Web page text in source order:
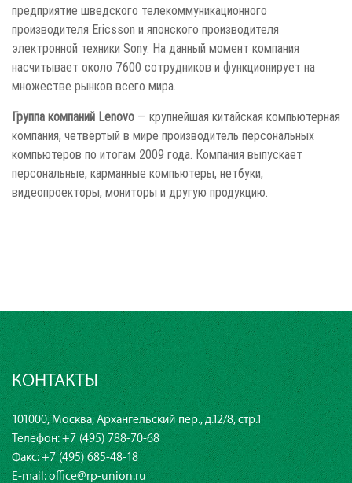
предприятие шведского телекоммуникационного
производителя Ericsson и японского производителя
электронной техники Sony. На данный момент компания
насчитывает около 7600 сотрудников и функционирует на
множестве рынков всего мира.
Группа компаний Lenovo — крупнейшая китайская компьютерная
компания, четвёртый в мире производитель персональных
компьютеров по итогам 2009 года. Компания выпускает
персональные, карманные компьютеры, нетбуки,
видеопроекторы, мониторы и другую продукцию.
КОНТАКТЫ
101000, Москва, Архангельский пер., д.12/8, стр.1
Телефон:+7 (495) 788-70-68
Факс: +7 (495) 685-48-18
E-mail:office@rp-union.ru